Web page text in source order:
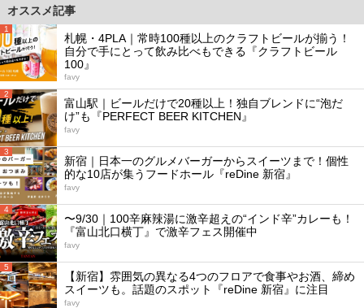
オススメ記事
1
札幌・4PLA｜常時100種以上のクラフトビールが揃う！
自分で手にとって飲み比べもできる『クラフトビール
100』
favy
2
富山駅｜ビールだけで20種以上！独自ブレンドに“泡だ
け”も『PERFECT BEER KITCHEN』
favy
3
新宿｜日本一のグルメバーガーからスイーツまで！個性
的な10店が集うフードホール『reDine 新宿』
favy
4
〜9/30｜100辛麻辣湯に激辛超えの“インド辛”カレーも！
『富山北口横丁』で激辛フェス開催中
favy
5
【新宿】雰囲気の異なる4つのフロアで食事やお酒、締め
スイーツも。話題のスポット『reDine 新宿』に注目
favy